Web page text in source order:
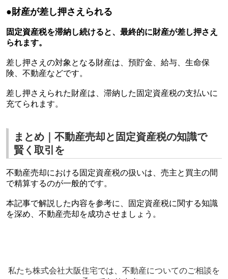
●財産が差し押さえられる
固定資産税を滞納し続けると、最終的に財産が差し押さえ
られます。
差し押さえの対象となる財産は、預貯金、給与、生命保
険、不動産などです。
差し押さえられた財産は、滞納した固定資産税の支払いに
充てられます。
まとめ｜不動産売却と固定資産税の知識で
賢く取引を
不動産売却における固定資産税の扱いは、売主と買主の間
で精算するのが一般的です。
本記事で解説した内容を参考に、固定資産税に関する知識
を深め、不動産売却を成功させましょう。
私たち株式会社大阪住宅では、不動産についてのご相談を